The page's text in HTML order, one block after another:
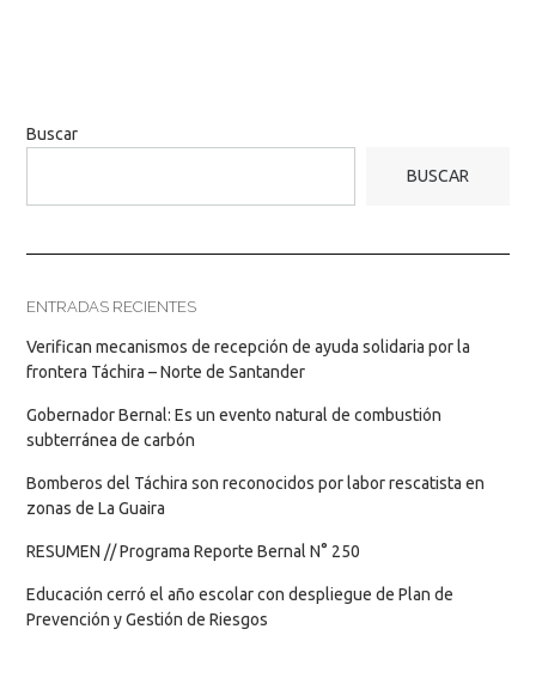
Buscar
BUSCAR
ENTRADAS RECIENTES
Verifican mecanismos de recepción de ayuda solidaria por la
frontera Táchira – Norte de Santander
Gobernador Bernal: Es un evento natural de combustión
subterránea de carbón
Bomberos del Táchira son reconocidos por labor rescatista en
zonas de La Guaira
RESUMEN // Programa Reporte Bernal N° 250
Educación cerró el año escolar con despliegue de Plan de
Prevención y Gestión de Riesgos